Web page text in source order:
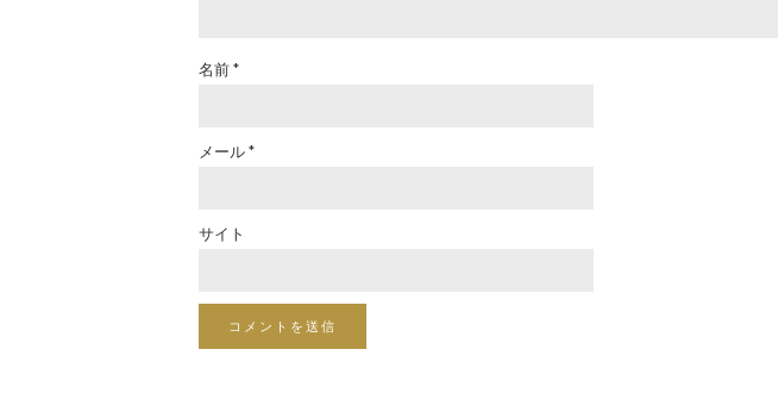
名前*
メール*
サイト